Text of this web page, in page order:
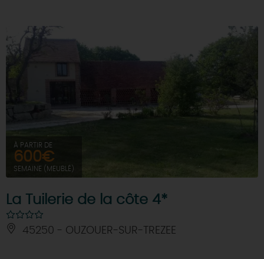
À PARTIR DE
600€
SEMAINE (MEUBLÉ)
La Tuilerie de la côte 4*
45250 - OUZOUER-SUR-TREZEE